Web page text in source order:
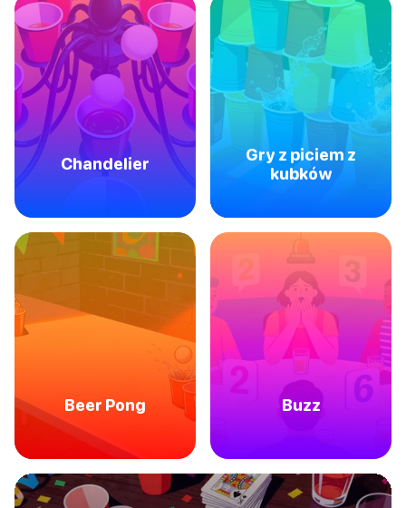
Chandelier
Gry z piciem z
kubków
Beer Pong Buzz